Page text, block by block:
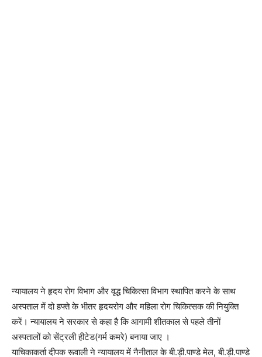
न्यायालय ने हृदय रोग विभाग और वृद्ध चिकित्सा विभाग स्थापित करने के साथ
अस्पताल में दो हफ्ते के भीतर हृदयरोग और महिला रोग चिकित्सक की नियुक्ति
करें। न्यायालय ने सरकार से कहा है कि आगामी शीतकाल से पहले तीनों
अस्पतालों को सेंट्रली हीटेड(गर्म कमरे) बनाया जाए ।
याचिकाकर्ता दीपक रूवाली ने न्यायालय में नैनीताल के बी.ड़ी.पाण्डे मेल, बी.ड़ी.पाण्डे